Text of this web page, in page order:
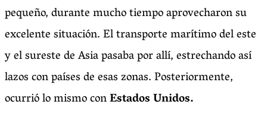
pequeño, durante mucho tiempo aprovecharon su
excelente situación. El transporte marítimo del este
y el sureste de Asia pasaba por allí, estrechando así
lazos con países de esas zonas. Posteriormente,
ocurrió lo mismo conEstados Unidos.